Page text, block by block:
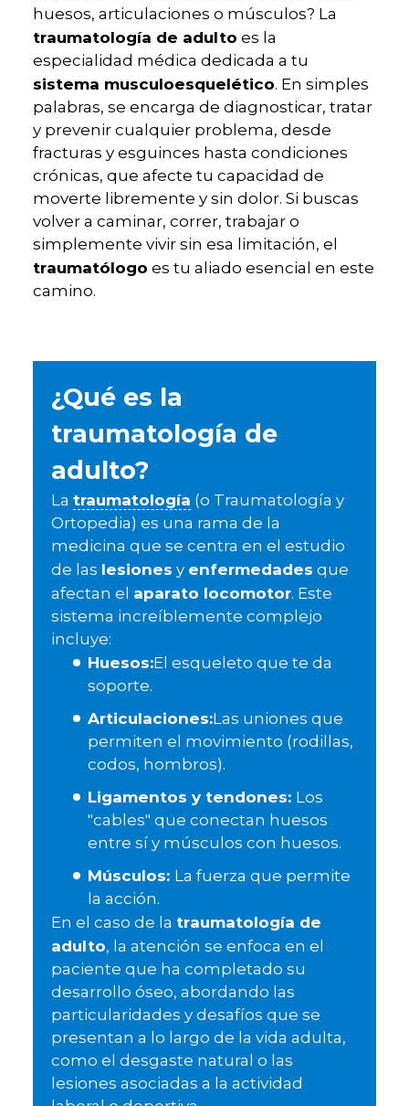
huesos, articulaciones o músculos? La
traumatología de adulto es la
especialidad médica dedicada a tu
sistema musculoesquelético. En simples
palabras, se encarga de diagnosticar, tratar
y prevenir cualquier problema, desde
fracturas y esguinces hasta condiciones
crónicas, que afecte tu capacidad de
moverte libremente y sin dolor. Si buscas
volver a caminar, correr, trabajar o
simplemente vivir sin esa limitación, el
traumatólogo es tu aliado esencial en este
camino.
¿Qué es la
traumatología de
adulto?
La traumatología (o Traumatología y
Ortopedia) es una rama de la
medicina que se centra en el estudio
de las lesiones y enfermedades que
afectan el aparato locomotor. Este
sistema increíblemente complejo
incluye:
Huesos:El esqueleto que te da
soporte.
Articulaciones:Las uniones que
permiten el movimiento (rodillas,
codos, hombros).
Ligamentos y tendones: Los
"cables" que conectan huesos
entre sí y músculos con huesos.
Músculos: La fuerza que permite
la acción.
En el caso de la traumatología de
adulto, la atención se enfoca en el
paciente que ha completado su
desarrollo óseo, abordando las
particularidades y desafíos que se
presentan a lo largo de la vida adulta,
como el desgaste natural o las
lesiones asociadas a la actividad